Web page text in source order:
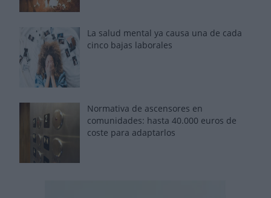
La salud mental ya causa una de cada
cinco bajas laborales
Normativa de ascensores en
comunidades: hasta 40.000 euros de
coste para adaptarlos